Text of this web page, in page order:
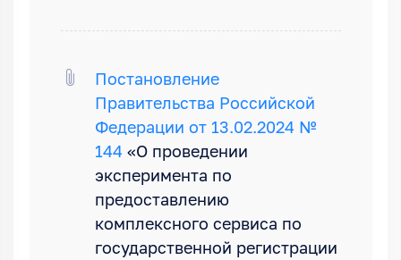
Постановление
Правительства Российской
Федерации от 13.02.2024 №
144 «О проведении
эксперимента по
предоставлению
комплексного сервиса по
государственной регистрации